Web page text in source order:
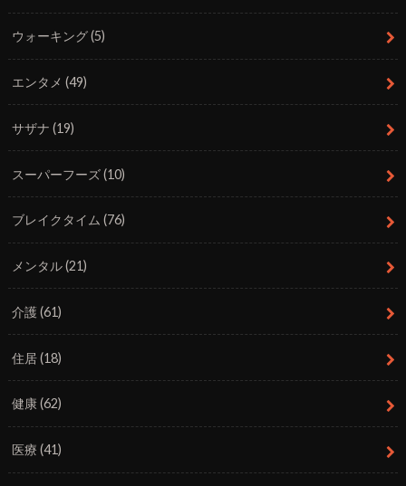
ウォーキング(5)
エンタメ(49)
サザナ(19)
スーパーフーズ(10)
ブレイクタイム(76)
メンタル(21)
介護(61)
住居(18)
健康(62)
医療(41)